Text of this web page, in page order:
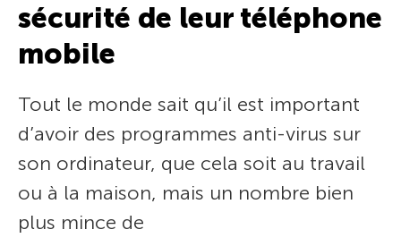
sécurité de leur téléphone
mobile
Tout le monde sait qu’il est important
d’avoir des programmes anti-virus sur
son ordinateur, que cela soit au travail
ou à la maison, mais un nombre bien
plus mince de